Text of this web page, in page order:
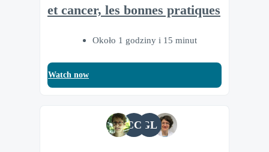
et cancer, les bonnes pratiques
Około 1 godziny i 15 minut
Watch now
CC GL